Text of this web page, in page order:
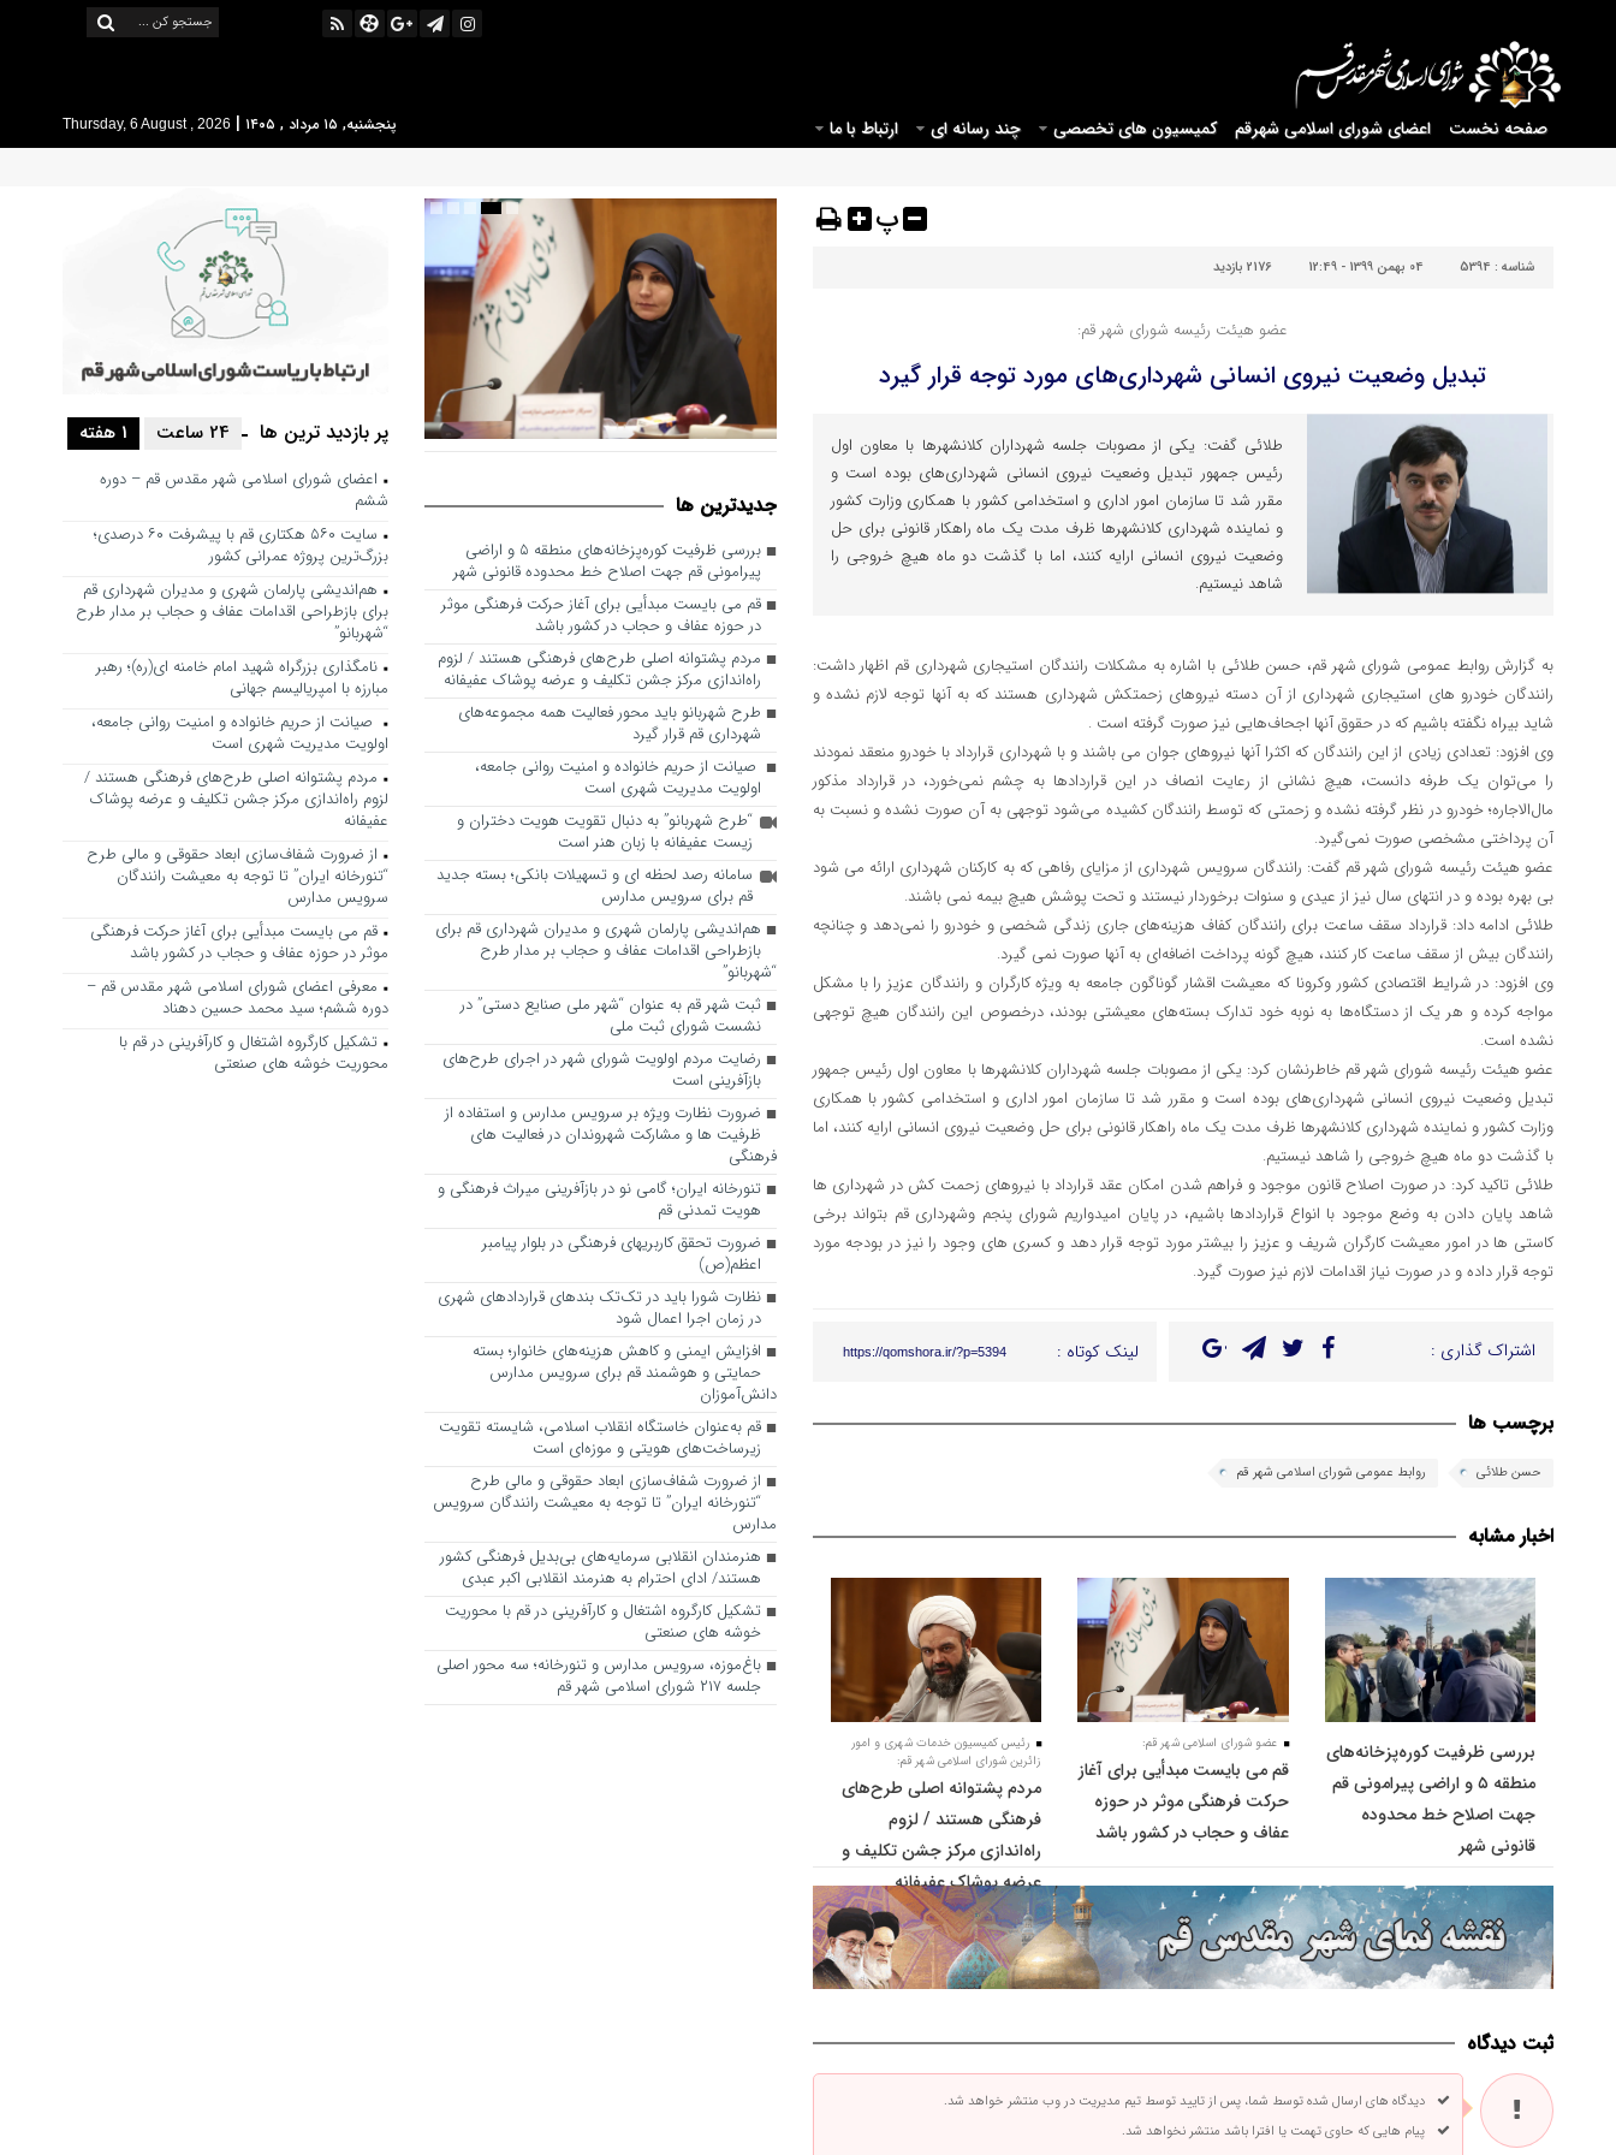
صفحه نخست اعضای شورای اسلامی شهرقم کمیسیون های تخصصی چند رسانه ای ارتباط با ما پنجشنبه, ۱۵ مرداد , ۱۴۰۵ |
Thursday, 6 August , 2026
پ
شناسه : 5394 04 بهمن 1399 - 12:49 2176 بازدید
عضو هیئت رئیسه شورای شهر قم:
تبدیل وضعیت نیروی انسانی شهرداری‌های مورد توجه قرار گیرد
طلائی گفت: یکی از مصوبات جلسه شهرداران کلانشهرها با معاون اول
رئیس جمهور تبدیل وضعیت نیروی انسانی شهرداری‌های بوده است و
مقرر شد تا سازمان امور اداری و استخدامی کشور با همکاری وزارت کشور
و نماینده شهرداری کلانشهرها ظرف مدت یک ماه راهکار قانونی برای حل
وضعیت نیروی انسانی ارایه کنند، اما با گذشت دو ماه هیچ خروجی را
شاهد نیستیم.
به گزارش روابط عمومی شورای شهر قم، حسن طلائی با اشاره به مشکلات رانندگان استیجاری شهرداری قم اظهار داشت:
رانندگان خودرو های استیجاری شهرداری از آن دسته نیروهای زحمتکش شهرداری هستند که به آنها توجه لازم نشده و
شاید بیراه نگفته باشیم که در حقوق آنها اجحاف‌هایی نیز صورت گرفته است .
وی افزود: تعدادی زیادی از این رانندگان که اکثرا آنها نیروهای جوان می باشند و با شهرداری قرارداد با خودرو منعقد نمودند
را می‌توان یک طرفه دانست، هیچ نشانی از رعایت انصاف در این قراردادها به چشم نمی‌خورد، در قرارداد مذکور
مال‌الاجاره؛ خودرو در نظر گرفته نشده و زحمتی که توسط رانندگان کشیده می‌شود توجهی به آن صورت نشده و نسبت به
آن پرداختی مشخصی صورت نمی‌گیرد.
عضو هیئت رئیسه شورای شهر قم گفت: رانندگان سرویس شهرداری از مزایای رفاهی که به کارکنان شهرداری ارائه می شود
بی بهره بوده و در انتهای سال نیز از عیدی و سنوات برخوردار نیستند و تحت پوشش هیچ بیمه نمی باشند.
طلائی ادامه داد: قرارداد سقف ساعت برای رانندگان کفاف هزینه‌های جاری زندگی شخصی و خودرو را نمی‌دهد و چنانچه
رانندگان بیش از سقف ساعت کار کنند، هیچ گونه پرداخت اضافه‌ای به آنها صورت نمی گیرد.
وی افزود: در شرایط اقتصادی کشور وکرونا که معیشت اقشار گوناگون جامعه به ویژه کارگران و رانندگان عزیز را با مشکل
مواجه کرده و هر یک از دستگاه‌ها به نوبه خود تدارک بسته‌های معیشتی بودند، درخصوص این رانندگان هیچ توجهی
نشده است.
عضو هیئت رئیسه شورای شهر قم خاطرنشان کرد: یکی از مصوبات جلسه شهرداران کلانشهرها با معاون اول رئیس جمهور
تبدیل وضعیت نیروی انسانی شهرداری‌های بوده است و مقرر شد تا سازمان امور اداری و استخدامی کشور با همکاری
وزارت کشور و نماینده شهرداری کلانشهرها ظرف مدت یک ماه راهکار قانونی برای حل وضعیت نیروی انسانی ارایه کنند، اما
با گذشت دو ماه هیچ خروجی را شاهد نیستیم.
طلائی تاکید کرد: در صورت اصلاح قانون موجود و فراهم شدن امکان عقد قرارداد با نیروهای زحمت کش در شهرداری ها
شاهد پایان دادن به وضع موجود با انواع قراردادها باشیم، در پایان امیدواریم شورای پنجم وشهرداری قم بتواند برخی
کاستی ها در امور معیشت کارگران شریف و عزیز را بیشتر مورد توجه قرار دهد و کسری های وجود را نیز در بودجه مورد
توجه قرار داده و در صورت نیاز اقدامات لازم نیز صورت گیرد.
اشتراک گذاری : لینک کوتاه : https://qomshora.ir/?p=5394
برچسب ها
حسن طلائی روابط عمومی شورای اسلامی شهر قم
اخبار مشابه
بررسی ظرفیت کوره‌پزخانه‌های
منطقه ۵ و اراضی پیرامونی قم
جهت اصلاح خط محدوده
قانونی شهر
عضو شورای اسلامی شهر قم:
قم می بایست مبدأیی برای آغاز
حرکت فرهنگی موثر در حوزه
عفاف و حجاب در کشور باشد
رئیس کمیسیون خدمات شهری و امور
زائرین شورای اسلامی شهر قم:
مردم پشتوانه اصلی طرح‌های
فرهنگی هستند / لزوم
راه‌اندازی مرکز جشن تکلیف و
عرضه پوشاک عفیفانه
ثبت دیدگاه
دیدگاه های ارسال شده توسط شما، پس از تایید توسط تیم مدیریت در وب منتشر خواهد شد.
پیام هایی که حاوی تهمت یا افترا باشد منتشر نخواهد شد.
جديدترين ها
بررسی ظرفیت کوره‌پزخانه‌های منطقه ۵ و اراضی
پیرامونی قم جهت اصلاح خط محدوده قانونی شهر
قم می بایست مبدأیی برای آغاز حرکت فرهنگی موثر
در حوزه عفاف و حجاب در کشور باشد
مردم پشتوانه اصلی طرح‌های فرهنگی هستند / لزوم
راه‌اندازی مرکز جشن تکلیف و عرضه پوشاک عفیفانه
طرح شهربانو باید محور فعالیت همه مجموعه‌های
شهرداری قم قرار گیرد
صیانت از حریم خانواده و امنیت روانی جامعه،
اولویت مدیریت شهری است
“طرح شهربانو” به دنبال تقویت هویت دختران و
زیست عفیفانه با زبان هنر است
سامانه رصد لحظه ای و تسهیلات بانکی؛ بسته جدید
قم برای سرویس مدارس
هم‌اندیشی پارلمان شهری و مدیران شهرداری قم برای
بازطراحی اقدامات عفاف و حجاب بر مدار طرح
“شهربانو”
ثبت شهر قم به عنوان “شهر ملی صنایع دستی” در
نشست شورای ثبت ملی
رضایت مردم اولویت شورای شهر در اجرای طرح‌های
بازآفرینی است
ضرورت نظارت ویژه بر سرویس مدارس و استفاده از
ظرفیت ها و مشارکت شهروندان در فعالیت های
فرهنگی
تنورخانه ایران؛ گامی نو در بازآفرینی میراث فرهنگی و
هویت تمدنی قم
ضرورت تحقق کاربری­های فرهنگی در بلوار پیامبر
اعظم(ص)
نظارت شورا باید در تک‌تک بندهای قراردادهای شهری
در زمان اجرا اعمال شود
افزایش ایمنی و کاهش هزینه‌های خانوار؛ بسته
حمایتی و هوشمند قم برای سرویس مدارس
دانش‌آموزان
قم به‌عنوان خاستگاه انقلاب اسلامی، شایسته تقویت
زیرساخت‌های هویتی و موزه‌ای است
از ضرورت شفاف‌سازی ابعاد حقوقی و مالی طرح
“تنورخانه ایران” تا توجه به معیشت رانندگان سرویس
مدارس
هنرمندان انقلابی سرمایه‌های بی‌بدیل فرهنگی کشور
هستند/ ادای احترام به هنرمند انقلابی اکبر عبدی
تشکیل کارگروه اشتغال و کارآفرینی در قم با محوریت
خوشه های صنعتی
باغ‌موزه، سرویس مدارس و تنورخانه؛ سه محور اصلی
جلسه ۲۱۷ شورای اسلامی شهر قم
پر بازدید ترین ها 1 هفته 24 ساعت
اعضای شورای اسلامی شهر مقدس قم – دوره
ششم
سایت ۵۶۰ هکتاری قم با پیشرفت ۶۰ درصدی؛
بزرگ‌ترین پروژه عمرانی کشور
هم‌اندیشی پارلمان شهری و مدیران شهرداری قم
برای بازطراحی اقدامات عفاف و حجاب بر مدار طرح
“شهربانو”
نامگذاری بزرگراه شهید امام خامنه ای(ره)؛ رهبر
مبارزه با امپریالیسم جهانی
صیانت از حریم خانواده و امنیت روانی جامعه،
اولویت مدیریت شهری است
مردم پشتوانه اصلی طرح‌های فرهنگی هستند /
لزوم راه‌اندازی مرکز جشن تکلیف و عرضه پوشاک
عفیفانه
از ضرورت شفاف‌سازی ابعاد حقوقی و مالی طرح
“تنورخانه ایران” تا توجه به معیشت رانندگان
سرویس مدارس
قم می بایست مبدأیی برای آغاز حرکت فرهنگی
موثر در حوزه عفاف و حجاب در کشور باشد
معرفی اعضای شورای اسلامی شهر مقدس قم –
دوره ششم؛ سید محمد حسین دهناد
تشکیل کارگروه اشتغال و کارآفرینی در قم با
محوریت خوشه های صنعتی